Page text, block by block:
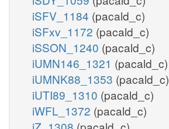
iSFV_1184 (pacald_c)
iSFxv_1172 (pacald_c)
iSSON_1240 (pacald_c)
iUMN146_1321 (pacald_c)
iUMNK88_1353 (pacald_c)
iUTI89_1310 (pacald_c)
iWFL_1372 (pacald_c)